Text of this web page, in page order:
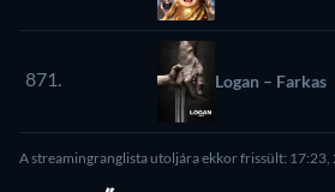
871. Logan – Farkas
A streamingranglista utoljára ekkor frissült: 17:23,